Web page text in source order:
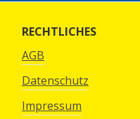
RECHTLICHES
AGB
Datenschutz
Impressum